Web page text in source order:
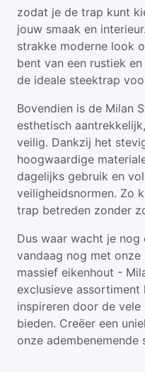
zodat je de trap kunt
jouw smaak en
strakke moderne look
bent van een rustiek
de ideale steektrap
Bovendien is de Milan
esthetisch
veilig. Dankzij het
hoogwaardige
dagelijks gebruik en
veiligheidsnormen. Zo
trap betreden zonder
Dus waar wacht je
vandaag nog met
massief eikenhout -
exclusieve assortiment
inspireren door de
bieden. Creëer een
onze adembenemende